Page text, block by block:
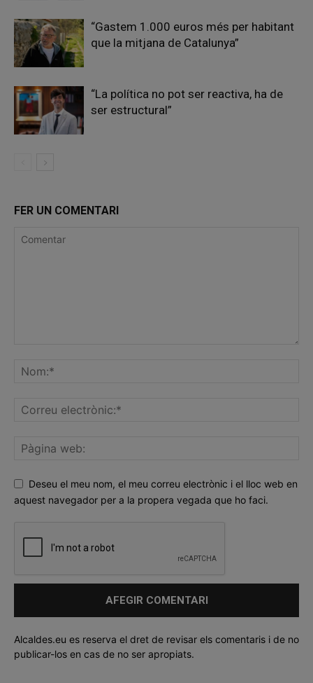
“Gastem 1.000 euros més per habitant
que la mitjana de Catalunya”
“La política no pot ser reactiva, ha de
ser estructural”
FER UN COMENTARI
Deseu el meu nom, el meu correu electrònic i el lloc web en
aquest navegador per a la propera vegada que ho faci.
Alcaldes.eu es reserva el dret de revisar els comentaris i de no
publicar-los en cas de no ser apropiats.